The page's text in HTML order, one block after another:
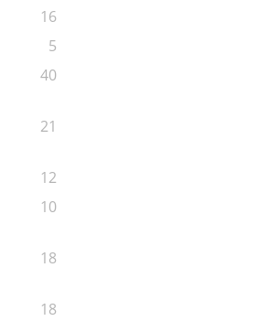
16
5
40
21
12
10
18
18